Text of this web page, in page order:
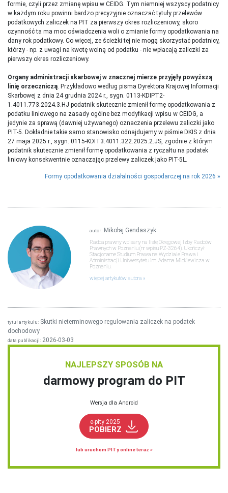
NAJLEPSZY SPOSÓB NA
darmowy program do PIT
Wersja dla Android
e-pity 2025
POBIERZ
lub uruchom PITy online teraz »
formie, czyli przez zmianę wpisu w CEIDG. Tym niemniej wszyscy podatnicy
w każdym roku powinni bardzo precyzyjnie oznaczać tytuły przelewów
podatkowych zaliczek na PIT za pierwszy okres rozliczeniowy, skoro
czynność ta ma moc oświadczenia woli o zmianie formy opodatkowania na
dany rok podatkowy. Co więcej, ze ścieżki tej nie mogą skorzystać podatnicy,
którzy - np. z uwagi na kwotę wolną od podatku - nie wpłacają zaliczki za
pierwszy okres rozliczeniowy.
Organy administracji skarbowej w znacznej mierze przyjęły powyższą
linię orzeczniczą. Przykładowo według pisma Dyrektora Krajowej Informacji
Skarbowej z dnia 24 grudnia 2024 r., sygn. 0113-KDIPT2-
1.4011.773.2024.3.HJ podatnik skutecznie zmienił formę opodatkowania z
podatku liniowego na zasady ogólne bez modyfikacji wpisu w CEIDG, a
jedynie za sprawą (dawniej używanego) oznaczenia przelewu zaliczki jako
PIT-5. Dokładnie takie samo stanowisko odnajdujemy w piśmie DKIS z dnia
27 maja 2025 r., sygn. 0115-KDIT3.4011.322.2025.2.JS, zgodnie z którym
podatnik skutecznie zmienił formę opodatkowania z ryczałtu na podatek
liniowy konsekwentnie oznaczając przelewy zaliczek jako PIT-5L.
Formy opodatkowania działalności gospodarczej na rok 2026
autor: Mikołaj Gendaszyk
Radca prawny wpisany na listę Okręgowej Izby Radców
Prawnych w Poznaniu (nr wpisu PZ-3264). Ukończył
Stacjonarne Studium Prawa na Wydziale Prawa i
Administracji Uniwersytetu im. Adama Mickiewicza w
Poznaniu.
więcej artykułów autora
tytuł artykułu: Skutki nieterminowego regulowania zaliczek na podatek
dochodowy
data publikacji: 2026-03-03